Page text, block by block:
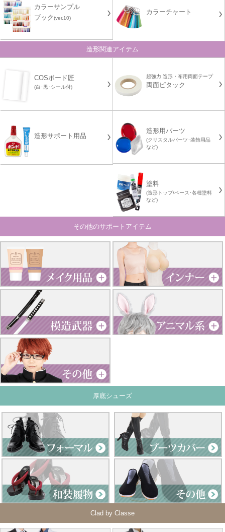
カラーサンプル
ブック(ver.10)
カラーチャート
造形関連アイテム
COSボード匠
(白･黒･シール付)
超強力 造形・布用両面テープ
両面ピタック
造形サポート用品
造形用パーツ
(クリスタルパーツ･装飾用品
など)
塗料
(造形トップ/ベース･各種塗料
など)
その他のサポートアイテム
厚底シューズ
Clad by Classe